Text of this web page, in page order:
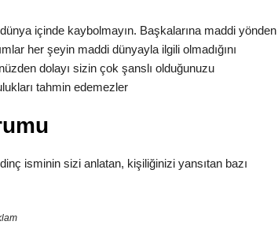
içinde kaybolmayın. Başkalarına maddi yönden
her şeyin maddi dünyayla ilgili olmadığını
dolayı sizin çok şanslı olduğunuzu
tahmin edemezler
isminin sizi anlatan, kişiliğinizi yansıtan bazı